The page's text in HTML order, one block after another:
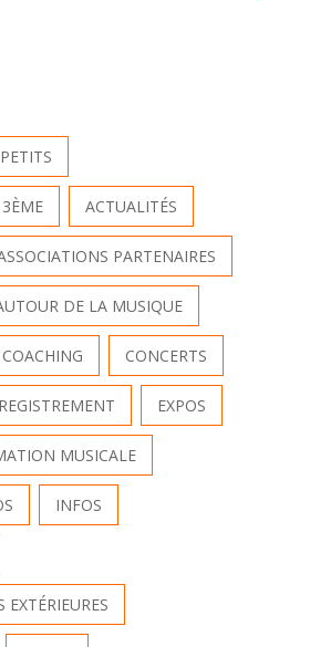
ACTUALITÉS
PARTENAIRES
DE LA MUSIQUE
COACHING CONCERTS
EXPOS
MUSICALE
INFOS